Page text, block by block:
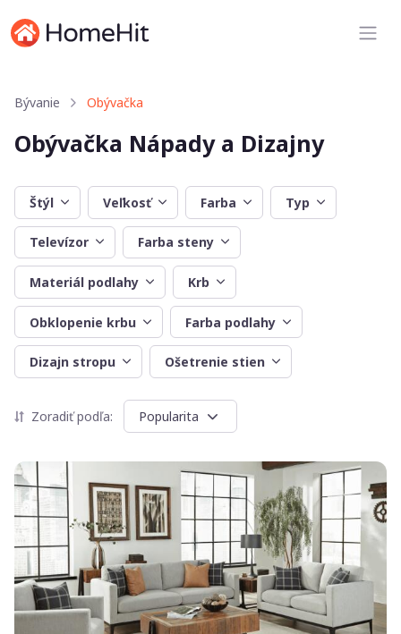
Bývanie Obývačka
Obývačka Nápady a Dizajny
Štýl Veľkosť Farba Typ
Televízor Farba steny
Materiál podlahy Krb
Obklopenie krbu Farba podlahy
Dizajn stropu Ošetrenie stien
Zoradiť podľa: Popularita